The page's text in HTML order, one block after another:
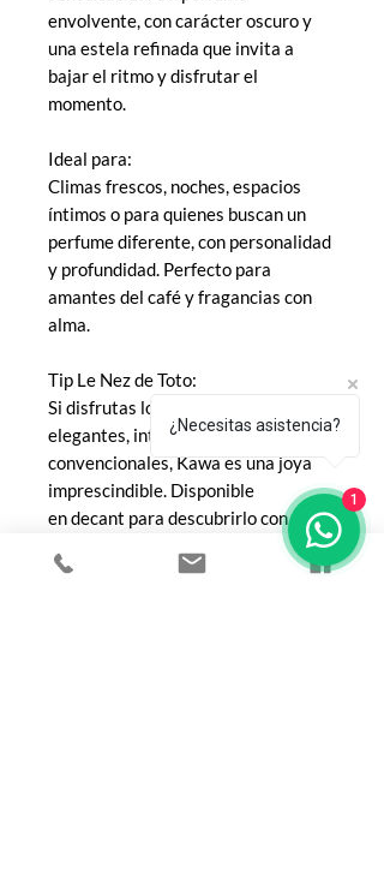
envolvente, con carácter oscuro y
una estela refinada que invita a
bajar el ritmo y disfrutar el
momento.
Ideal para:
Climas frescos, noches, espacios
íntimos o para quienes buscan un
perfume diferente, con personalidad
y profundidad. Perfecto para
amantes del café y fragancias con
alma.
Tip Le Nez de Toto:
Si disfrutas los perfumes de café
elegantes, intensos y poco
convencionales, Kawa es una joya
imprescindible. Disponible
en decant para descubrirlo con
calma o en botella para quienes
conectan con su carácter artístico.
¿Necesitas asistencia?
1